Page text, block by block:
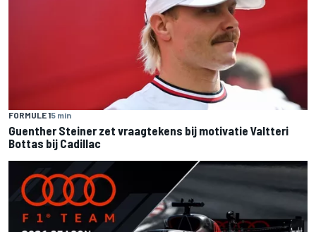
FORMULE 15 min
Guenther Steiner zet vraagtekens bij motivatie Valtteri
Bottas bij Cadillac